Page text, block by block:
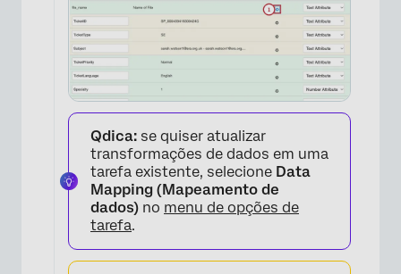
Qdica: se quiser atualizar
transformações de dados em uma
tarefa existente, selecione Data
Mapping (Mapeamento de
dados) no menu de opções de
tarefa.